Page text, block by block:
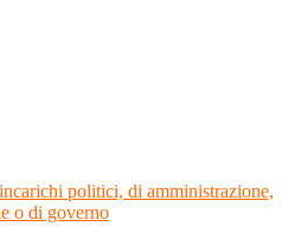
politici, di amministrazione,
o di governo